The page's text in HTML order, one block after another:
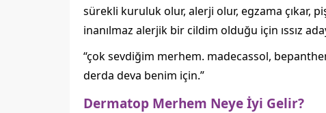
sürekli kuruluk olur, alerji olur, egzama çıkar,
inanılmaz alerjik bir cildim olduğu için ıssız
“çok sevdiğim merhem. madecassol,
derda deva benim için.”
Dermatop Merhem Neye İyi Gelir?